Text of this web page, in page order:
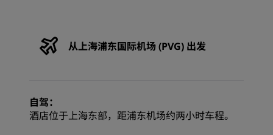
从上海浦东国际机场 (PVG) 出发
自驾：
酒店位于上海东部，距浦东机场约两小时车程。